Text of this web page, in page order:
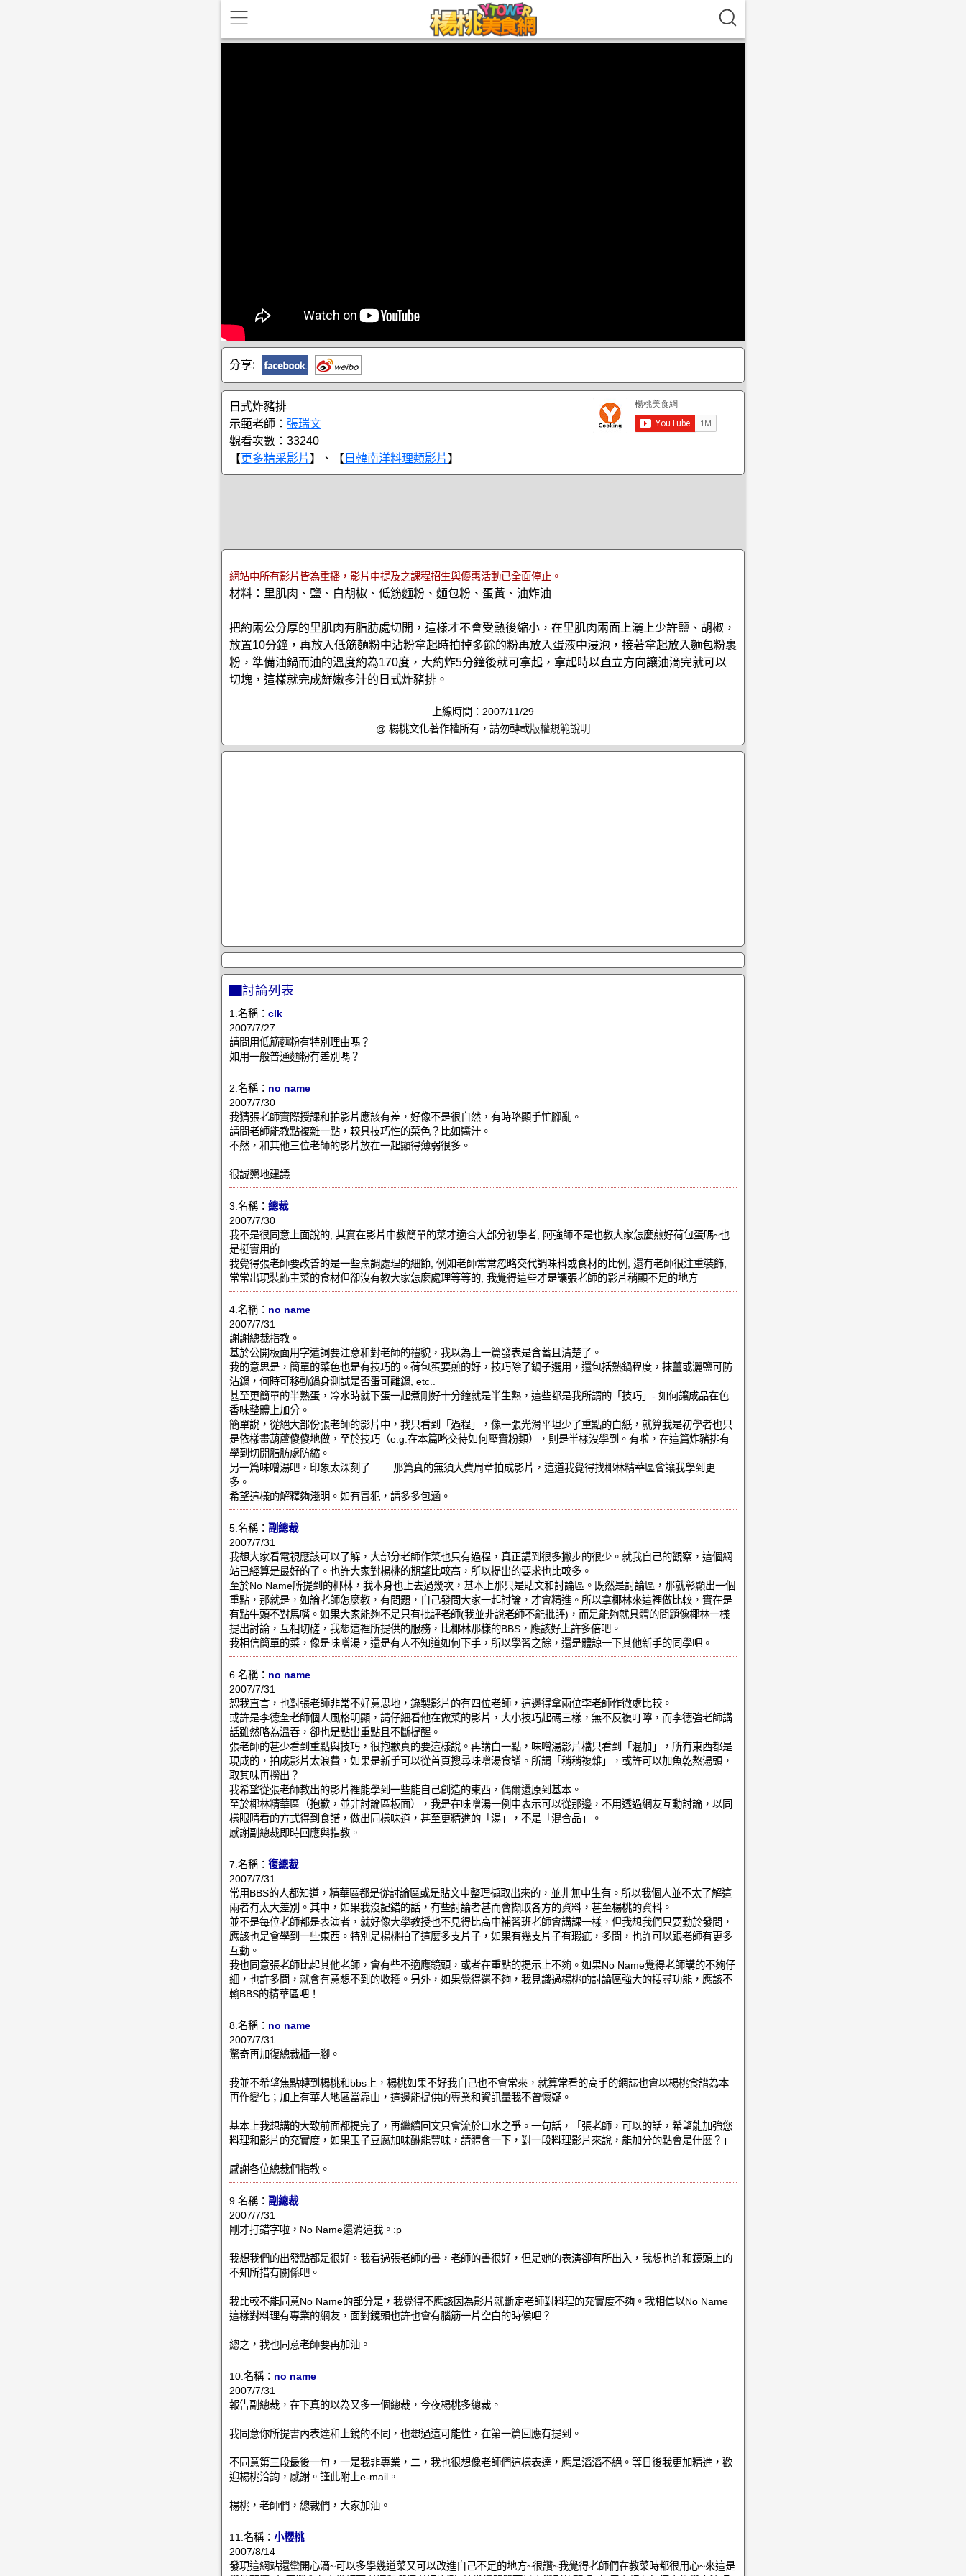
分享:
日式炸豬排
示範老師： 張瑞文
觀看次數：33240
【更多精采影片 】、【 日韓南洋料理類影片 】
網站中所有影片皆為重播，影片中提及之課程招生與優惠活動已全面停止。
材料：里肌肉、鹽、白胡椒、低筋麵粉、麵包粉、蛋黃、油炸油
把約兩公分厚的里肌肉有脂肪處切開，這樣才不會受熱後縮小，在里肌肉兩面上灑上少許鹽、胡椒，
放置10分鐘，再放入低筋麵粉中沾粉拿起時拍掉多餘的粉再放入蛋液中浸泡，接著拿起放入麵包粉裹
粉，準備油鍋而油的溫度約為170度，大約炸5分鐘後就可拿起，拿起時以直立方向讓油滴完就可以
切塊，這樣就完成鮮嫩多汁的日式炸豬排。
上線時間：2007/11/29
@ 楊桃文化著作權所有，請勿轉載版權規範說明
▇討論列表
1.名稱： clk
2007/7/27
請問用低筋麵粉有特別理由嗎？
如用一般普通麵粉有差別嗎？
2.名稱： no name
2007/7/30
我猜張老師實際授課和拍影片應該有差，好像不是很自然，有時略顯手忙腳亂。
請問老師能教點複雜一點，較具技巧性的菜色？比如醬汁。
不然，和其他三位老師的影片放在一起顯得薄弱很多。
很誠懇地建議
3.名稱： 總裁
2007/7/30
我不是很同意上面說的, 其實在影片中教簡單的菜才適合大部分初學者, 阿強師不是也教大家怎麼煎好荷包蛋嗎~也
是挺實用的
我覺得張老師要改善的是一些烹調處理的細節, 例如老師常常忽略交代調味料或食材的比例, 還有老師很注重裝飾,
常常出現裝飾主菜的食材但卻沒有教大家怎麼處理等等的, 我覺得這些才是讓張老師的影片稍顯不足的地方
4.名稱： no name
2007/7/31
謝謝總裁指教。
基於公開板面用字遣詞要注意和對老師的禮貌，我以為上一篇發表是含蓄且清楚了。
我的意思是，簡單的菜色也是有技巧的。荷包蛋要煎的好，技巧除了鍋子選用，還包括熱鍋程度，抹薑或灑鹽可防
沾鍋，何時可移動鍋身測試是否蛋可離鍋, etc..
甚至更簡單的半熟蛋，冷水時就下蛋一起煮剛好十分鐘就是半生熟，這些都是我所謂的「技巧」- 如何讓成品在色
香味整體上加分。
簡單說，從絕大部份張老師的影片中，我只看到「過程」，像一張光滑平坦少了重點的白紙，就算我是初學者也只
是依樣畫葫蘆傻傻地做，至於技巧（e.g.在本篇略交待如何壓實粉類），則是半樣沒學到。有啦，在這篇炸豬排有
學到切開脂肪處防縮。
另一篇味噌湯吧，印象太深刻了........那篇真的無須大費周章拍成影片，這道我覺得找椰林精華區會讓我學到更
多。
希望這樣的解釋夠淺明。如有冒犯，請多多包涵。
5.名稱： 副總裁
2007/7/31
我想大家看電視應該可以了解，大部分老師作菜也只有過程，真正講到很多撇步的很少。就我自己的觀察，這個網
站已經算是最好的了。也許大家對楊桃的期望比較高，所以提出的要求也比較多。
至於No Name所提到的椰林，我本身也上去過幾次，基本上那只是貼文和討論區。既然是討論區，那就彰顯出一個
重點，那就是，如論老師怎麼教，有問題，自己發問大家一起討論，才會精進。所以拿椰林來這裡做比較，實在是
有點牛頭不對馬嘴。如果大家能夠不是只有批評老師(我並非說老師不能批評)，而是能夠就具體的問題像椰林一樣
提出討論，互相切磋，我想這裡所提供的服務，比椰林那樣的BBS，應該好上許多倍吧。
我相信簡單的菜，像是味噌湯，還是有人不知道如何下手，所以學習之餘，還是體諒一下其他新手的同學吧。
6.名稱： no name
2007/7/31
恕我直言，也對張老師非常不好意思地，錄製影片的有四位老師，這邊得拿兩位李老師作微處比較。
或許是李德全老師個人風格明顯，請仔細看他在做菜的影片，大小技巧起碼三樣，無不反複叮嚀，而李德強老師講
話雖然略為溫吞，卻也是點出重點且不斷提醒。
張老師的甚少看到重點與技巧，很抱歉真的要這樣說。再講白一點，味噌湯影片檔只看到「混加」，所有東西都是
現成的，拍成影片太浪費，如果是新手可以從首頁搜尋味噌湯食譜。所謂「稍稍複雜」，或許可以加魚乾熬湯頭，
取其味再撈出？
我希望從張老師教出的影片裡能學到一些能自己創造的東西，偶爾還原到基本。
至於椰林精華區（抱歉，並非討論區板面），我是在味噌湯一例中表示可以從那邊，不用透過網友互動討論，以同
樣眼睛看的方式得到食譜，做出同樣味道，甚至更精進的「湯」，不是「混合品」。
感謝副總裁即時回應與指教。
7.名稱： 復總裁
2007/7/31
常用BBS的人都知道，精華區都是從討論區或是貼文中整理擷取出來的，並非無中生有。所以我個人並不太了解這
兩者有太大差別。其中，如果我沒記錯的話，有些討論者甚而會擷取各方的資料，甚至楊桃的資料。
並不是每位老師都是表演者，就好像大學教授也不見得比高中補習班老師會講課一樣，但我想我們只要勤於發問，
應該也是會學到一些東西。特別是楊桃拍了這麼多支片子，如果有幾支片子有瑕疵，多問，也許可以跟老師有更多
互動。
我也同意張老師比起其他老師，會有些不適應鏡頭，或者在重點的提示上不夠。如果No Name覺得老師講的不夠仔
細，也許多問，就會有意想不到的收穫。另外，如果覺得還不夠，我見識過楊桃的討論區強大的搜尋功能，應該不
輸BBS的精華區吧！
8.名稱： no name
2007/7/31
驚奇再加復總裁插一腳。
我並不希望焦點轉到楊桃和bbs上，楊桃如果不好我自己也不會常來，就算常看的高手的網誌也會以楊桃食譜為本
再作變化；加上有華人地區當靠山，這邊能提供的專業和資訊量我不曾懷疑。
基本上我想講的大致前面都提完了，再繼續回文只會流於口水之爭。一句話，「張老師，可以的話，希望能加強您
料理和影片的充實度，如果玉子豆腐加味醂能豐味，請體會一下，對一段料理影片來說，能加分的點會是什麼？」
感謝各位總裁們指教。
9.名稱： 副總裁
2007/7/31
剛才打錯字啦，No Name還消遣我。:p
我想我們的出發點都是很好。我看過張老師的書，老師的書很好，但是她的表演卻有所出入，我想也許和鏡頭上的
不知所措有關係吧。
我比較不能同意No Name的部分是，我覺得不應該因為影片就斷定老師對料理的充實度不夠。我相信以No Name
這樣對料理有專業的網友，面對鏡頭也許也會有腦筋一片空白的時候吧？
總之，我也同意老師要再加油。
10.名稱： no name
2007/7/31
報告副總裁，在下真的以為又多一個總裁，今夜楊桃多總裁。
我同意你所提書內表達和上鏡的不同，也想過這可能性，在第一篇回應有提到。
不同意第三段最後一句，一是我非專業，二，我也很想像老師們這樣表達，應是滔滔不絕。等日後我更加精進，歡
迎楊桃洽詢，感謝。謹此附上e-mail。
楊桃，老師們，總裁們，大家加油。
11.名稱： 小櫻桃
2007/8/14
發現這網站還蠻開心滴~可以多學幾道菜又可以改進自己不足的地方~很讚~我覺得老師們在教菜時都很用心~來這是